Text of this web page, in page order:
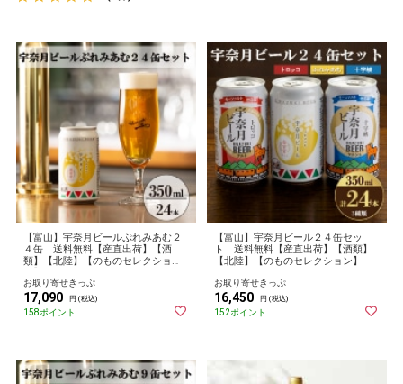
【富山】宇奈月ビールぷれみあむ２
４缶 送料無料【産直出荷】【酒
類】【北陸】【のものセレクショ
お取り寄せきっぷ
17,090 円 (税込)
158ポイント
【富山】宇奈月ビール２４缶セッ
ト 送料無料【産直出荷】【酒類】
【北陸】【のものセレクション】
お取り寄せきっぷ
16,450 円 (税込)
152ポイント